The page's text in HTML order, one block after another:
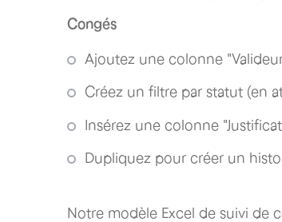
Congés
Ajoutez une colonne
Créez un filtre par statut (en
Insérez une colonne
Dupliquez pour créer un
Notre modèle Excel de suivi de